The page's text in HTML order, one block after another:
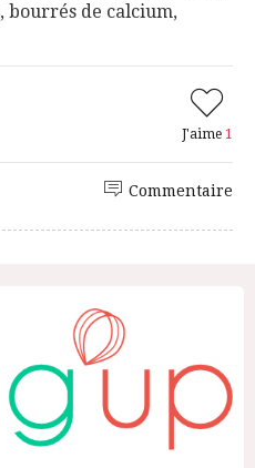
bourrés de calcium,
J'aime 1
Commentaire